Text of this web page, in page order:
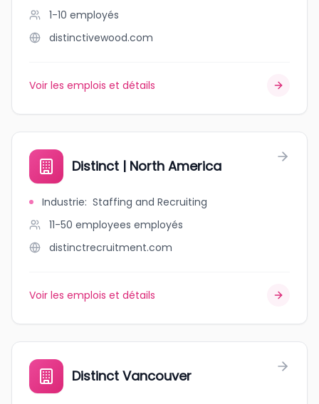
1-10 employés
distinctivewood.com
Voir les emplois et détails
Distinct | North America
Industrie: Staffing and Recruiting
11-50 employees employés
distinctrecruitment.com
Voir les emplois et détails
Distinct Vancouver